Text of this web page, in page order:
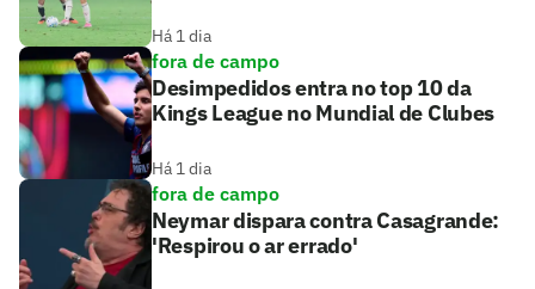
Há 1 dia
fora de campo
Desimpedidos entra no top 10 da
Kings League no Mundial de Clubes
Há 1 dia
fora de campo
Neymar dispara contra Casagrande:
'Respirou o ar errado'